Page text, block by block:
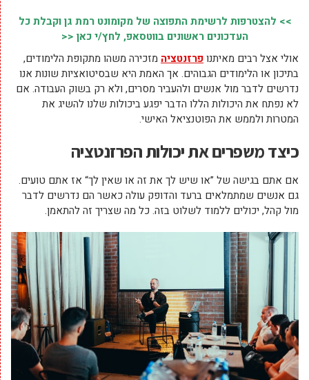
>> להצטרפות לרשימת התפוצה של מקומונט רמת גן וקבלת כל
העדכונים ראשונים בווטסאפ, לחץ/י כאן <<
אולי אצל רבים מאיתנופרזנטציה מזכירה משהו מתקופת הלימודים,
בתיכון או הלימודים הגבוהים. אך האמת היא שבסיטואציות שונות אנו
נדרשים לדבר מול אנשים ולהעביר מסרים, ולא רק בשוק העבודה. אם
לא נפתח את היכולות הללו הדבר יפגע ביכולות שלנו להשיג את
המטרות ולממש את הפוטנציאל האישי.
כיצד משפרים את יכולות הפרזנטציה
אם אתם בגישה של ”או שיש לך את זה או שאין לך“ אז אתם טועים.
גם אנשים שמתמלאים ברעד והדופק עולה כאשר הם נדרשים לדבר
מול קהל, יכולים ללמוד לשלוט בזה. כל מה שצריך זה להתאמן.